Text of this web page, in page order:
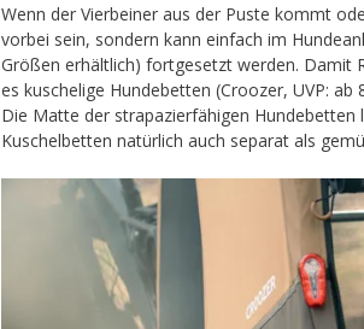
Wenn der Vierbeiner aus der Puste kommt
vorbei sein, sondern kann einfach im
Größen erhältlich) fortgesetzt werden. Damit
es kuschelige Hundebetten (Croozer, UVP:
Die Matte der strapazierfähigen Hundebetten
Kuschelbetten natürlich auch separat als